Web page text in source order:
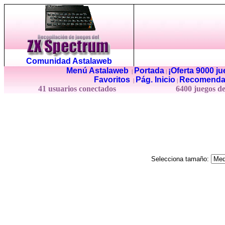
Comunidad Astalaweb
Menú Astalaweb| Portada|
¡Oferta 9000
Favoritos
Pág. Inicio
41 usuarios conectados
6400 juegos
Selecciona tamaño: